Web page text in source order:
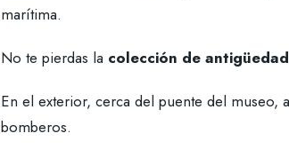
marítima.
No te pierdas la colección de
En el exterior, cerca del puente del museo,
bomberos.